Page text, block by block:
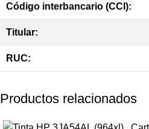
Código interbancario (CCI):
Titular:
RUC:
Productos relacionados